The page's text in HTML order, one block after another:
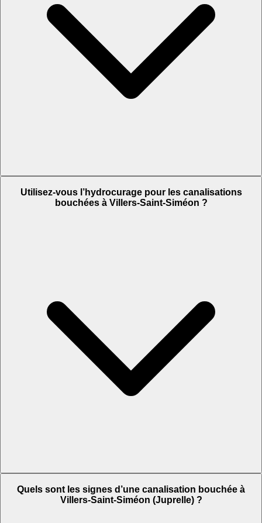
Utilisez-vous l’hydrocurage pour les canalisations
bouchées à Villers-Saint-Siméon ?
Quels sont les signes d’une canalisation bouchée à
Villers-Saint-Siméon (Juprelle) ?